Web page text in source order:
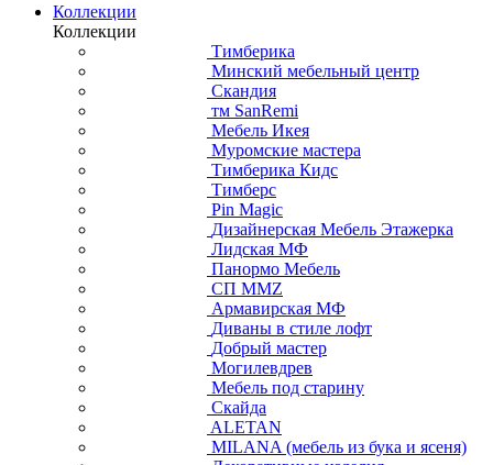
Коллекции
Коллекции
Тимберика
Минский мебельный центр
Скандия
тм SanRemi
Мебель Икея
Муромские мастера
Тимберика Кидс
Тимберс
Pin Magic
Дизайнерская Мебель Этажерка
Лидская МФ
Панормо Мебель
СП ММZ
Армавирская МФ
Диваны в стиле лофт
Добрый мастер
Могилевдрев
Мебель под старину
Скайда
ALETAN
MILANA (мебель из бука и ясеня)